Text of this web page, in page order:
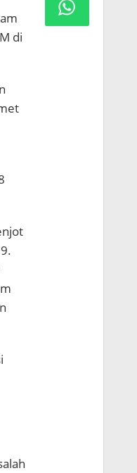
di